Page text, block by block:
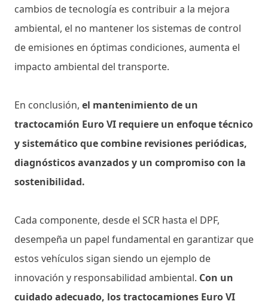
cambios de tecnología es contribuir a la mejora
ambiental, el no mantener los sistemas de control
de emisiones en óptimas condiciones, aumenta el
impacto ambiental del transporte.
En conclusión, el mantenimiento de un
tractocamión Euro VI requiere un enfoque técnico
y sistemático que combine revisiones periódicas,
diagnósticos avanzados y un compromiso con la
sostenibilidad.
Cada componente, desde el SCR hasta el DPF,
desempeña un papel fundamental en garantizar que
estos vehículos sigan siendo un ejemplo de
innovación y responsabilidad ambiental. Con un
cuidado adecuado, los tractocamiones Euro VI